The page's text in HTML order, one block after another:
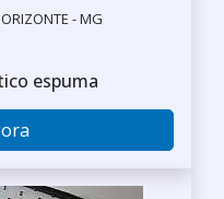
- MG
espuma